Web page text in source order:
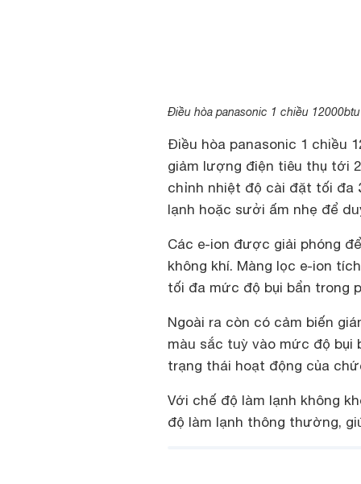
Điều hòa panasonic 1 chiều
Điều hòa panasonic 1 chiều
giảm lượng điện tiêu thụ tới
chỉnh nhiệt độ cài đặt tối đa
lạnh hoặc sưởi ấm nhẹ để
Các e-ion được giải phóng
không khí. Màng lọc e-ion
tối đa mức độ bụi bẩn trong
Ngoài ra còn có cảm biến
màu sắc tuỳ vào mức độ
trạng thái hoạt động của
Với chế độ làm lạnh không
độ làm lạnh thông thường,